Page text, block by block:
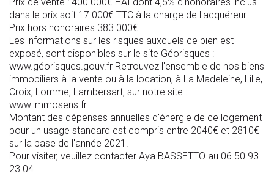
dans le prix soit 17 000€ TTC à la charge de l'acquéreur.
Prix hors honoraires 383 000€
Les informations sur les risques auxquels ce bien est
exposé, sont disponibles sur le site Géorisques :
www.géorisques.gouv.fr Retrouvez l'ensemble de nos biens
immobiliers à la vente ou à la location, à La Madeleine, Lille,
Croix, Lomme, Lambersart, sur notre site :
www.immosens.fr
Montant des dépenses annuelles d'énergie de ce logement
pour un usage standard est compris entre 2040€ et 2810€
sur la base de l'année 2021.
Pour visiter, veuillez contacter Aya BASSETTO au 06 50 93
23 04